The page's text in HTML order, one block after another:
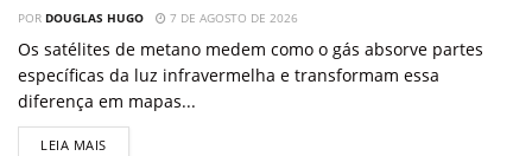
POR DOUGLAS HUGO 7 DE AGOSTO DE 2026
Os satélites de metano medem como o gás absorve partes
específicas da luz infravermelha e transformam essa
diferença em mapas...
LEIA MAIS